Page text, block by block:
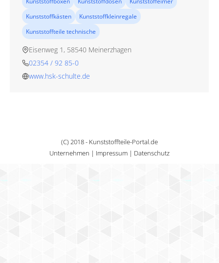
Kunststoffkästen
Kunststoffkleinregale
Kunststoffteile technische
Eisenweg 1, 58540 Meinerzhagen
02354 / 92 85-0
www.hsk-schulte.de
(C) 2018 - Kunststoffteile-Portal.de
Unternehmen | Impressum | Datenschutz